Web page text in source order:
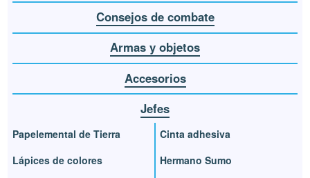
Consejos de combate
Armas y objetos
Accesorios
Jefes
Papelemental de Tierra
Lápices de colores
Cinta adhesiva
Hermano Sumo